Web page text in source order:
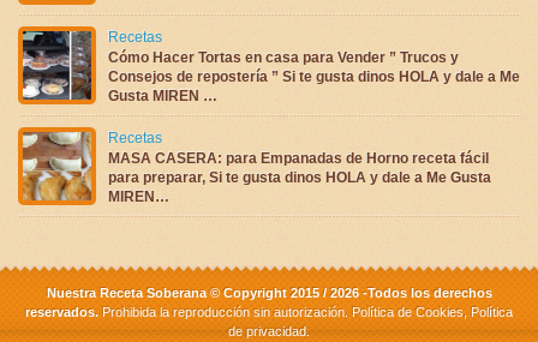
Recetas
Cómo Hacer Tortas en casa para Vender ” Trucos y
Consejos de repostería ” Si te gusta dinos HOLA y dale a Me
Gusta MIREN …
Recetas
MASA CASERA: para Empanadas de Horno receta fácil
para preparar, Si te gusta dinos HOLA y dale a Me Gusta
MIREN…
Nuestra Receta Soberana © Copyright 2015 / 2026 -Todos los derechos
reservados. Prohibida la reproducción sin autorización. Política de Cookies, Política
de privacidad.